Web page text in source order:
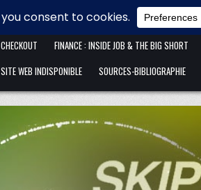
HOME ALLER ANFANG IST SCHWER. ANFANG IST ANFANG !
CHECKOUT
FINANCE : INSIDE JOB & THE BIG SHORT
SITE WEB INDISPONIBLE
SOURCES-BIBLIOGRAPHIE